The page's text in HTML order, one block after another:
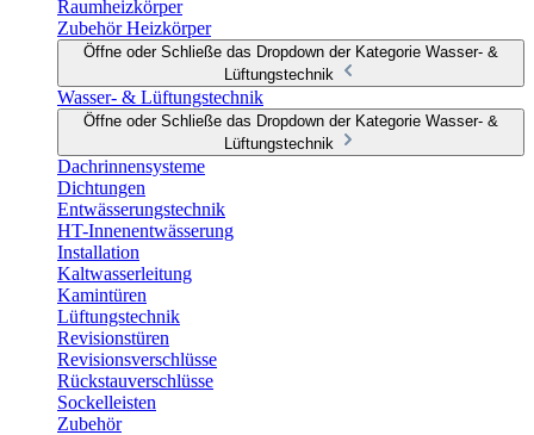
Raumheizkörper
Zubehör Heizkörper
Öffne oder Schließe das Dropdown der Kategorie Wasser- &
Lüftungstechnik
Wasser- & Lüftungstechnik
Öffne oder Schließe das Dropdown der Kategorie Wasser- &
Lüftungstechnik
Dachrinnensysteme
Dichtungen
Entwässerungstechnik
HT-Innenentwässerung
Installation
Kaltwasserleitung
Kamintüren
Lüftungstechnik
Revisionstüren
Revisionsverschlüsse
Rückstauverschlüsse
Sockelleisten
Zubehör